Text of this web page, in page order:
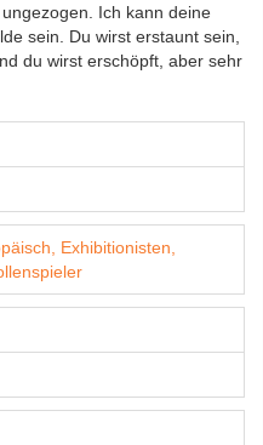
Ich kann deine
sein. Du wirst erstaunt sein,
du wirst erschöpft, aber sehr
Exhibitionisten,